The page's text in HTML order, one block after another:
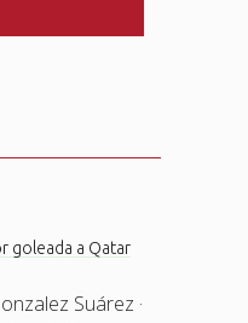
goleada a Qatar
Suárez ·